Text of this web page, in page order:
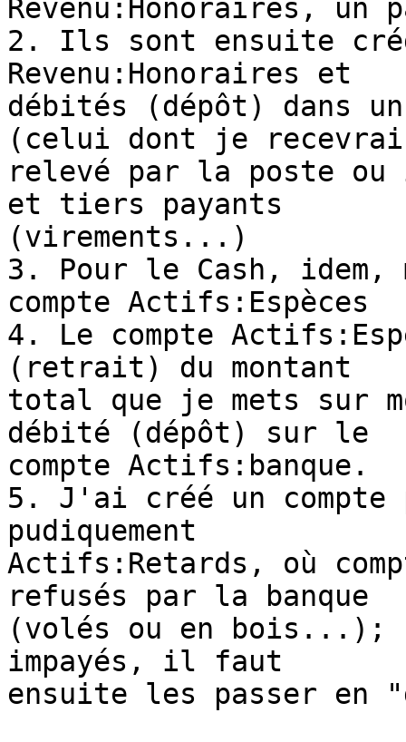
Revenu:Honoraires, un
2. Ils sont ensuite
Revenu:Honoraires et
débités (dépôt) dans
(celui dont je
relevé par la poste ou
et tiers payants
(virements...)
3. Pour le Cash,
compte Actifs:Espèces
4. Le compte
(retrait) du montant
total que je mets sur
débité (dépôt) sur le
compte Actifs:banque.
5. J'ai créé un compte
pudiquement
Actifs:Retards, où
refusés par la banque
(volés ou en
impayés, il faut
ensuite les passer en